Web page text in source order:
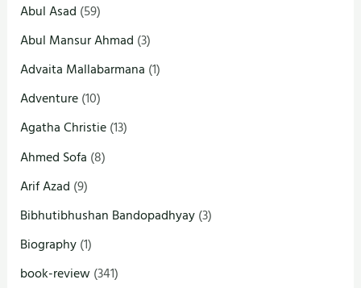
Abul Asad (59)
Abul Mansur Ahmad (3)
Advaita Mallabarmana (1)
Adventure(10)
Agatha Christie(13)
Ahmed Sofa (8)
Arif Azad (9)
Bibhutibhushan Bandopadhyay(3)
Biography(1)
book-review(341)